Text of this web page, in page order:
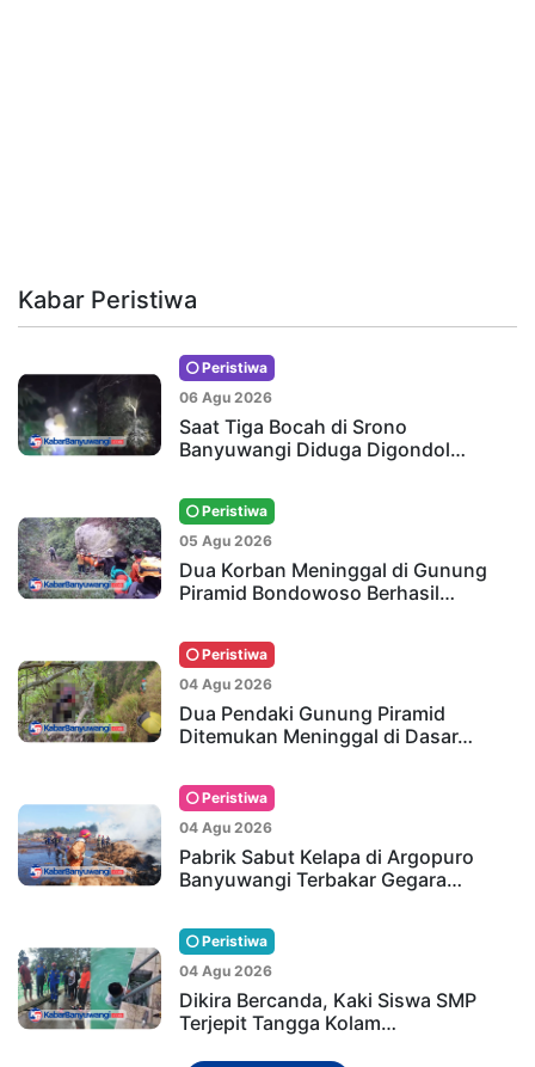
Kabar Peristiwa
Peristiwa
06 Agu 2026
Saat Tiga Bocah di Srono
Banyuwangi Diduga Digondol…
Peristiwa
05 Agu 2026
Dua Korban Meninggal di Gunung
Piramid Bondowoso Berhasil…
Peristiwa
04 Agu 2026
Dua Pendaki Gunung Piramid
Ditemukan Meninggal di Dasar…
Peristiwa
04 Agu 2026
Pabrik Sabut Kelapa di Argopuro
Banyuwangi Terbakar Gegara…
Peristiwa
04 Agu 2026
Dikira Bercanda, Kaki Siswa SMP
Terjepit Tangga Kolam…